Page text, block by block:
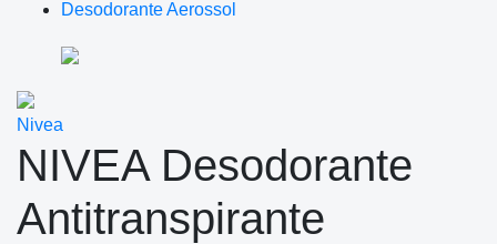
Desodorante Aerossol
Nivea
NIVEA Desodorante
Antitranspirante